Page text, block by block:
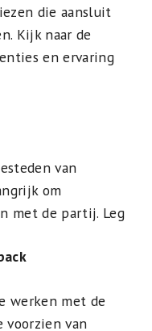
die aansluit
Kijk naar de
en ervaring
van
om
met de partij. Leg
werken met de
van